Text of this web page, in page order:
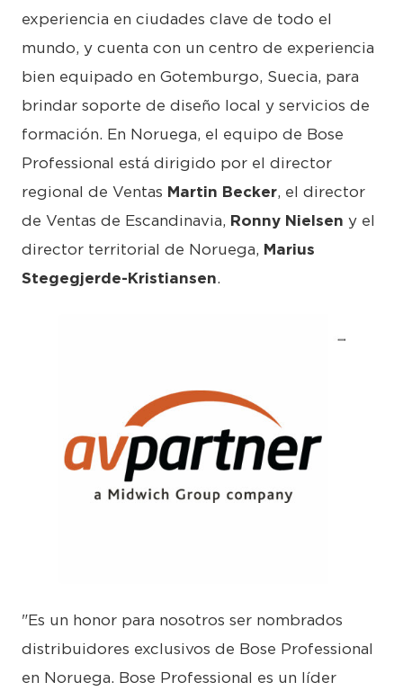
experiencia en ciudades clave de todo el
mundo, y cuenta con un centro de experiencia
bien equipado en Gotemburgo, Suecia, para
brindar soporte de diseño local y servicios de
formación. En Noruega, el equipo de Bose
Professional está dirigido por el director
regional de Ventas Martin Becker, el director
de Ventas de Escandinavia, Ronny Nielsen y el
director territorial de Noruega, Marius
Stegegjerde-Kristiansen.
"Es un honor para nosotros ser nombrados
distribuidores exclusivos de Bose Professional
en Noruega. Bose Professional es un líder